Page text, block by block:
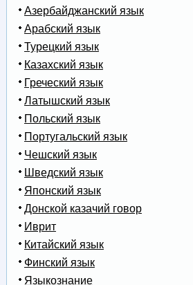
Азербайджанский язык
Арабский язык
Турецкий язык
Казахский язык
Греческий язык
Латышский язык
Польский язык
Португальский язык
Чешский язык
Шведский язык
Японский язык
Донской казачий говор
Иврит
Китайский язык
Финский язык
Языкознание